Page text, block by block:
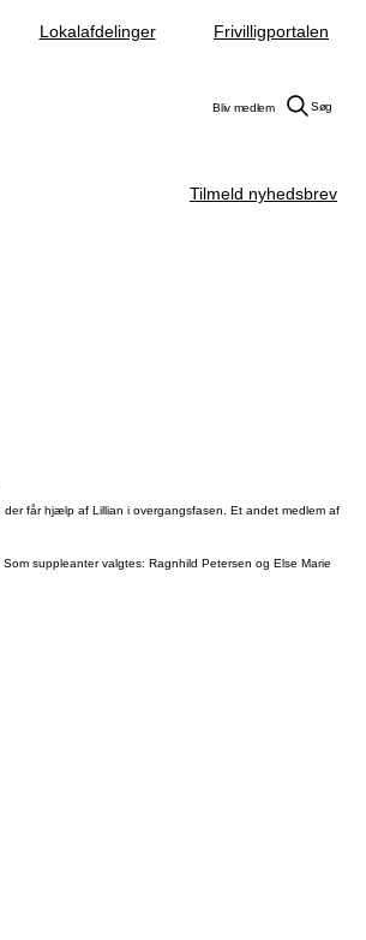
Lokalafdelinger Frivilligportalen
Bliv medlem Søg
Tilmeld nyhedsbrev
får hjælp af Lillian i overgangsfasen. Et andet medlem af
suppleanter valgtes: Ragnhild Petersen og Else Marie